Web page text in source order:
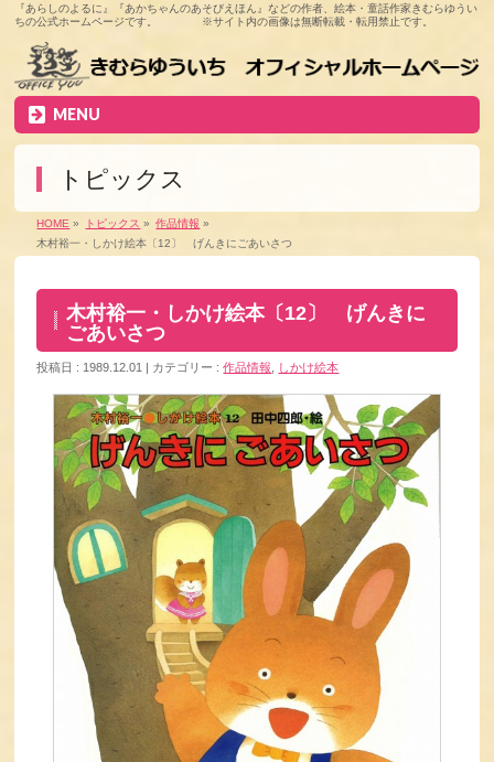
『あらしのよるに』『あかちゃんのあそびえほん』などの作者、絵本・童話作家きむらゆうい
ちの公式ホームページです。 ※サイト内の画像は無断転載・転用禁止です。
MENU
トピックス
HOME » トピックス » 作品情報 »
木村裕一・しかけ絵本〔12〕 げんきにごあいさつ
木村裕一・しかけ絵本〔12〕 げんきに
ごあいさつ
投稿日 : 1989.12.01 カテゴリー :作品情報 しかけ絵本